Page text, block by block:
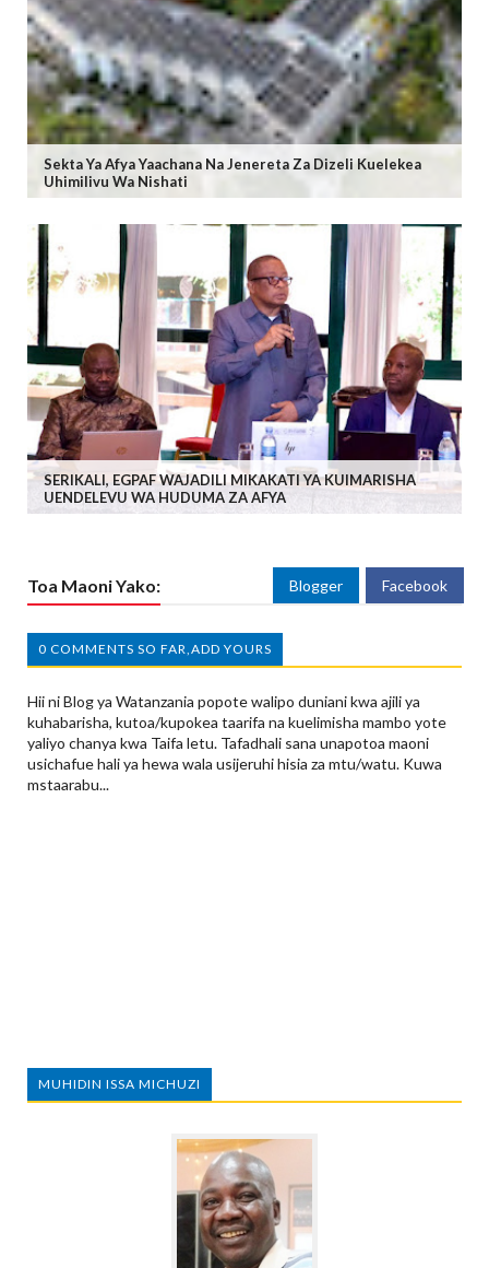
Sekta Ya Afya Yaachana Na Jenereta Za Dizeli Kuelekea
Uhimilivu Wa Nishati
SERIKALI, EGPAF WAJADILI MIKAKATI YA KUIMARISHA
UENDELEVU WA HUDUMA ZA AFYA
Toa Maoni Yako: Blogger Facebook
0 COMMENTS SO FAR,ADD YOURS
Hii ni Blog ya Watanzania popote walipo duniani kwa ajili ya
kuhabarisha, kutoa/kupokea taarifa na kuelimisha mambo yote
yaliyo chanya kwa Taifa letu. Tafadhali sana unapotoa maoni
usichafue hali ya hewa wala usijeruhi hisia za mtu/watu. Kuwa
mstaarabu...
MUHIDIN ISSA MICHUZI